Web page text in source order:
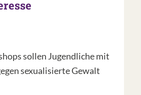
sollen Jugendliche mit
sexualisierte Gewalt